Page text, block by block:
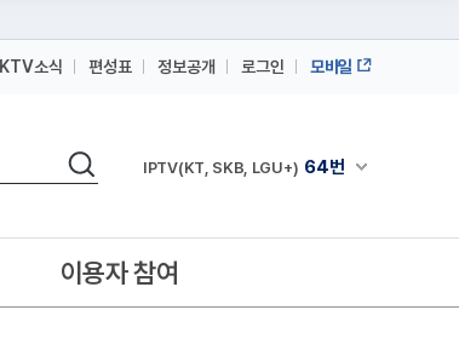
KTV소식 편성표 정보공개 로그인 모바일
검색 채널안내 펼쳐
IPTV(KT, SKB, LGU+) 64번
IPTV(KT, SKB, LGU+)
이용자 참여